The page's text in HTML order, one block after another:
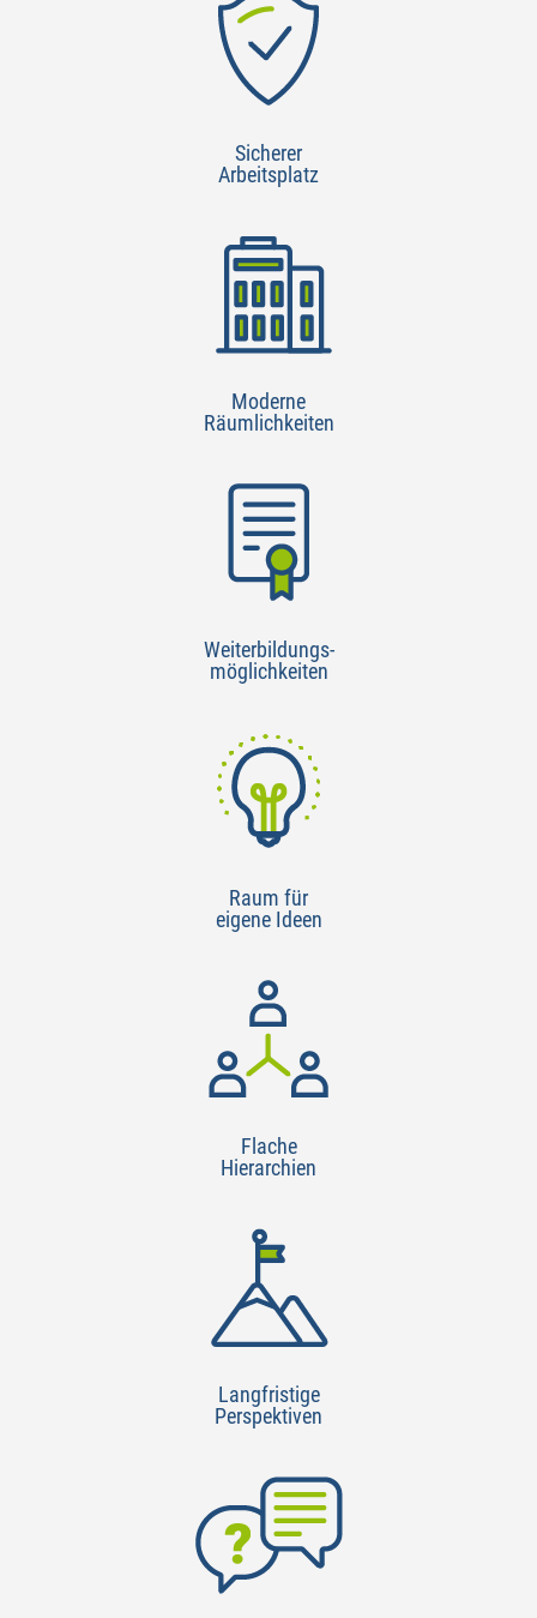
Sicherer
Arbeitsplatz
Moderne
Räumlichkeiten
Weiterbildungs-
möglichkeiten
Raum für
eigene Ideen
Flache
Hierarchien
Langfristige
Perspektiven